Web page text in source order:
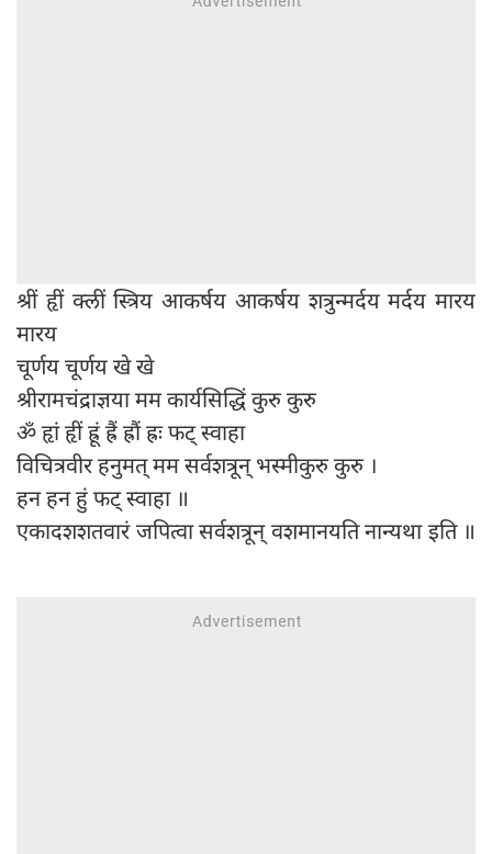
श्रीं हृीं क्लीं स्त्रिय आकर्षय आकर्षय शत्रुन्मर्दय मर्दय मारय
मारय
चूर्णय चूर्णय खे खे
श्रीरामचंद्राज्ञया मम कार्यसिद्धिं कुरु कुरु
ॐ हृां हृीं ह्रूं ह्रैं ह्रौं ह्रः फट् स्वाहा
विचित्रवीर हनुमत् मम सर्वशत्रून् भस्मीकुरु कुरु ।
हन हन हुं फट् स्वाहा ॥
एकादशशतवारं जपित्वा सर्वशत्रून् वशमानयति नान्यथा इति ॥